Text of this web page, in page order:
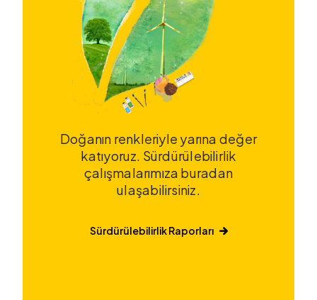
Doğanın renkleriyle yarına değer
katıyoruz. Sürdürülebilirlik
çalışmalarımıza buradan
ulaşabilirsiniz.
Sürdürülebilirlik Raporları